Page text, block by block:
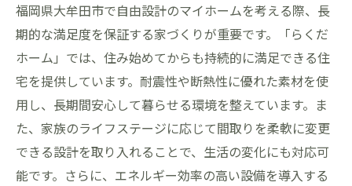
福岡県大牟田市で自由設計のマイホームを考える際、長
期的な満足度を保証する家づくりが重要です。「らくだ
ホーム」では、住み始めてからも持続的に満足できる住
宅を提供しています。耐震性や断熱性に優れた素材を使
用し、長期間安心して暮らせる環境を整えています。ま
た、家族のライフステージに応じて間取りを柔軟に変更
できる設計を取り入れることで、生活の変化にも対応可
能です。さらに、エネルギー効率の高い設備を導入する